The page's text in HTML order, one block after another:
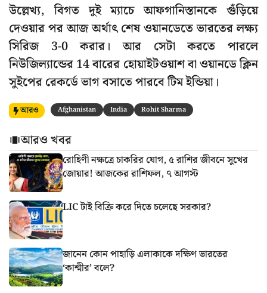
উল্লেখ্য, বিগত দুই ম্যাচে আফগানিস্তানকে গুঁড়িয়ে
দেওয়ার পর আজ অর্থাৎ শেষ ওয়ানডেতে ভারতের লক্ষ্য
সিরিজ 3-0 করার। আর সেটা করতে পারলে
নিউজিল্যান্ডের 14 বারের হোয়াইটওয়াশ বা ওয়ানডে ক্লিন
সুইপের রেকর্ডে ভাগ বসাতে পারবে টিম ইন্ডিয়া।
আরও Afghanistan India Rohit Sharma
আরও খবর
রোহিণী নক্ষত্রে চাকরির যোগ, ৫ রাশির জীবনে সুখের
জোয়ার! আজকের রাশিফল, ৭ আগস্ট
LIC টাই বিক্রি করে দিতে চলেছে সরকার?
জানেন কোন পাহাড়ি এলাকাকে দক্ষিণ ভারতের
‘কাশ্মীর’ বলে?